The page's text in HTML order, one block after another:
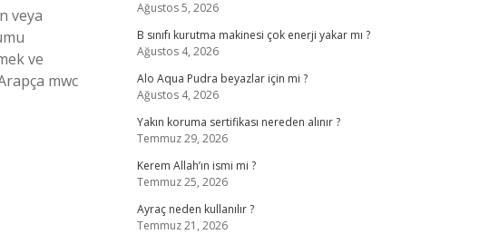
veya
ve
mwc
Ağustos 5, 2026
B sınıfı kurutma makinesi çok enerji yakar mı ?
Ağustos 4, 2026
Alo Aqua Pudra beyazlar için mi ?
Ağustos 4, 2026
Yakın koruma sertifikası nereden alınır ?
Temmuz 29, 2026
Kerem Allah’ın ismi mi ?
Temmuz 25, 2026
Ayraç neden kullanılır ?
Temmuz 21, 2026